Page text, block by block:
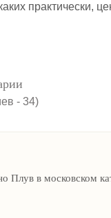
практически,
- 34)
Плув в московском